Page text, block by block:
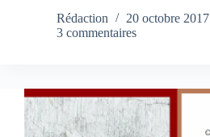
Rédaction
20 octobre 2017
3 commentaires